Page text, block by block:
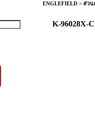
ENGLEFIELD > ส่วน
K-96028X-